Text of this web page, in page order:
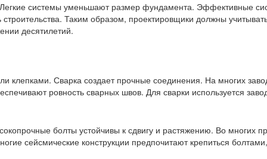
системы уменьшают размер фундамента. Эффективные
Таким образом, проектировщики должны
десятилетий.
Сварка создает прочные соединения. На многих
ровность сварных швов. Для сварки используется
болты устойчивы к сдвигу и растяжению. Во многих
сейсмические конструкции предпочитают крепиться